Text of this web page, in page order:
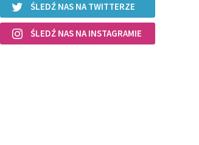
ŚLEDŹ NAS NA TWITTERZE
ŚLEDŹ NAS NA INSTAGRAMIE